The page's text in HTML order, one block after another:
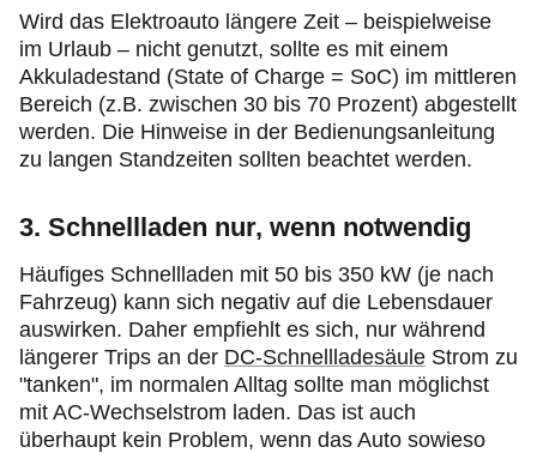
Wird das Elektroauto längere Zeit – beispielweise
im Urlaub – nicht genutzt, sollte es mit einem
Akkuladestand (State of Charge = SoC) im mittleren
Bereich (z.B. zwischen 30 bis 70 Prozent) abgestellt
werden. Die Hinweise in der Bedienungsanleitung
zu langen Standzeiten sollten beachtet werden.
3. Schnellladen nur, wenn notwendig
Häufiges Schnellladen mit 50 bis 350 kW (je nach
Fahrzeug) kann sich negativ auf die Lebensdauer
auswirken. Daher empfiehlt es sich, nur während
längerer Trips an der DC-Schnellladesäule Strom zu
"tanken", im normalen Alltag sollte man möglichst
mit AC-Wechselstrom laden. Das ist auch
überhaupt kein Problem, wenn das Auto sowieso